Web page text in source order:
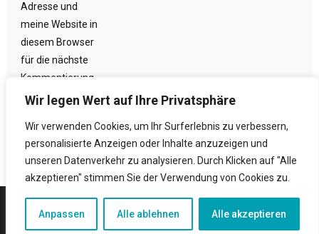
Wir legen Wert auf Ihre Privatsphäre
Wir verwenden Cookies, um Ihr Surferlebnis zu verbessern,
personalisierte Anzeigen oder Inhalte anzuzeigen und
unseren Datenverkehr zu analysieren. Durch Klicken auf "Alle
akzeptieren" stimmen Sie der Verwendung von Cookies zu.
Anpassen Alle ablehnen Alle akzeptieren
Adresse und
meine Website in
diesem Browser
für die nächste
Kommentierung
speichern.
|Theme: News Portal byMystery Themes.
Kontakt
Datenschutzerklärung
Impressum
Redaktionelle Richtlinien